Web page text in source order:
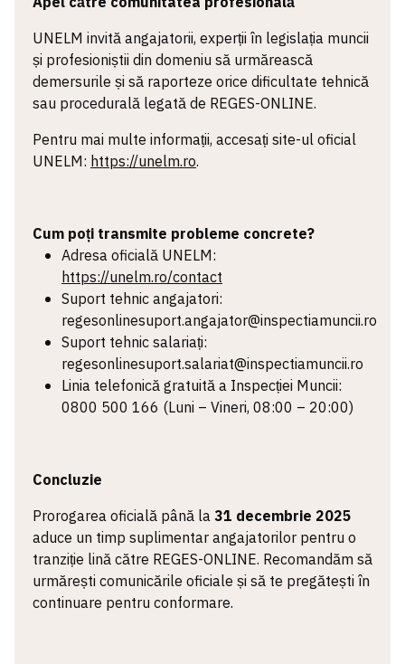
UNELM invită angajatorii, experții în legislația muncii
și profesioniștii din domeniu să urmărească
demersurile și să raporteze orice dificultate tehnică
sau procedurală legată de REGES-ONLINE.
Pentru mai multe informații, accesați site-ul oficial
UNELM: https://unelm.ro.
Cum poți transmite probleme concrete?
Adresa oficială UNELM:
https://unelm.ro/contact
Suport tehnic angajatori:
regesonlinesuport.angajator@inspectiamuncii.ro
Suport tehnic salariați:
regesonlinesuport.salariat@inspectiamuncii.ro
Linia telefonică gratuită a Inspecției Muncii:
0800 500 166 (Luni – Vineri, 08:00 – 20:00)
Concluzie
Prorogarea oficială până la31 decembrie 2025
aduce un timp suplimentar angajatorilor pentru o
tranziție lină către REGES-ONLINE. Recomandăm să
urmărești comunicările oficiale și să te pregătești în
continuare pentru conformare.